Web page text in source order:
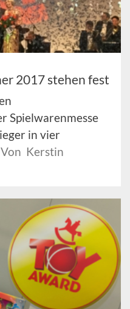
2017 stehen fest
Spielwarenmesse
in vier
Von Kerstin